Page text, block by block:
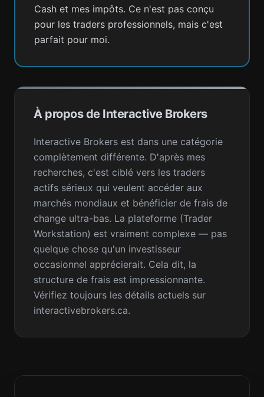
Cash et mes impôts. Ce n'est pas conçu
pour les traders professionnels, mais c'est
parfait pour moi.
À propos de Interactive Brokers
Interactive Brokers est dans une catégorie
complètement différente. D'après mes
recherches, c'est ciblé vers les traders
actifs sérieux qui veulent accéder aux
marchés mondiaux et bénéficier de frais de
change ultra-bas. La plateforme (Trader
Workstation) est vraiment complexe — pas
quelque chose qu'un investisseur
occasionnel apprécierait. Cela dit, la
structure de frais est impressionnante.
Vérifiez toujours les détails actuels sur
interactivebrokers.ca.